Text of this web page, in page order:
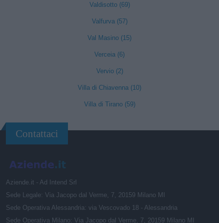
Valdisotto (69)
Valfurva (57)
Val Masino (15)
Verceia (6)
Vervio (2)
Villa di Chiavenna (10)
Villa di Tirano (59)
Contattaci
Aziende.it - Ad Intend Srl
Sede Legale: Via Jacopo dal Verme, 7, 20159 Milano MI
Sede Operativa Alessandria: via Vescovado 18 - Alessandria
Sede Operativa Milano: Via Jacopo dal Verme, 7, 20159 Milano MI